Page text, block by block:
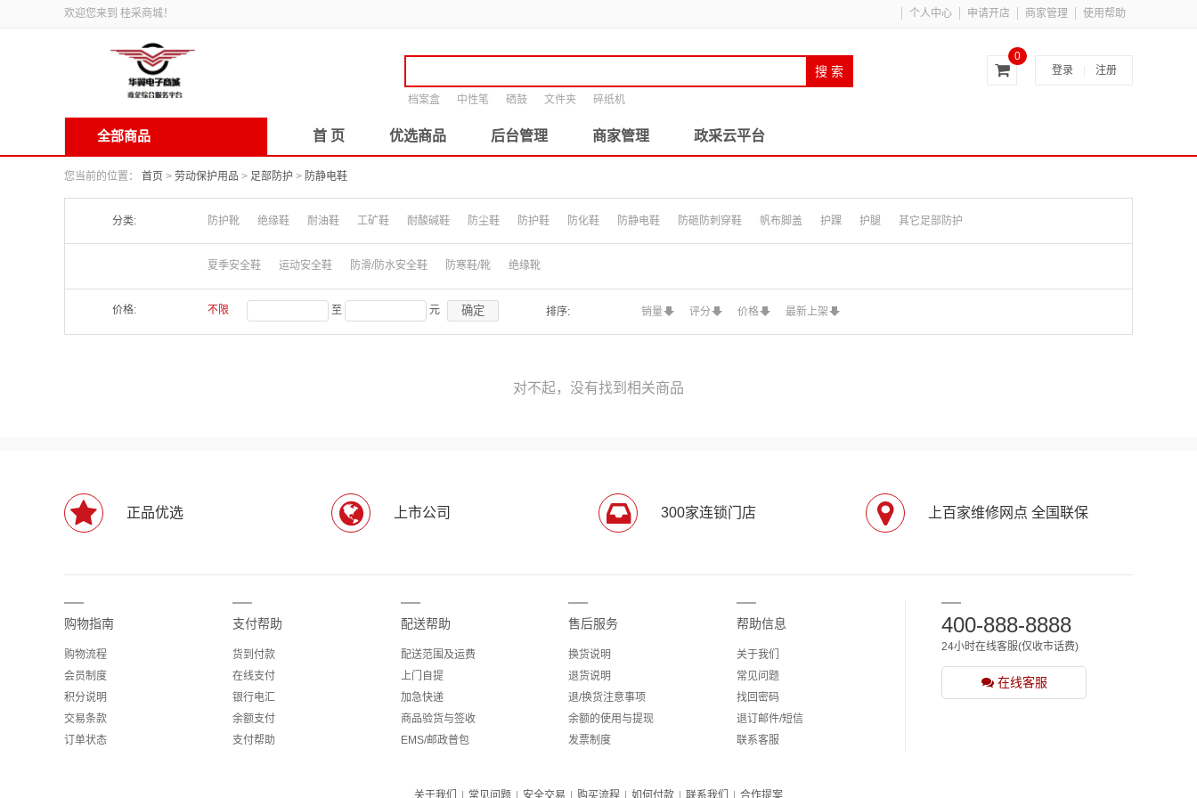
欢迎您来到 桂采商城！ 个人中心 申请开店 商家管理 使用帮助
登录 注册
0
搜 索
档案盒 中性笔 硒鼓 文件夹 碎纸机
全部商品 首 页 优选商品 后台管理 商家管理 政采云平台
您当前的位置： 首页 > 劳动保护用品 > 足部防护 > 防静电鞋
分类: 防护靴 绝缘鞋 耐油鞋 工矿鞋 耐酸碱鞋 防尘鞋 防护鞋 防化鞋 防静电鞋 防砸防刺穿鞋 帆布脚盖 护踝 护腿 其它足部防护
夏季安全鞋 运动安全鞋 防滑/防水安全鞋 防寒鞋/靴 绝缘靴
价格: 不限 至 元 确定 排序: 销量 评分 价格 最新上架
对不起，没有找到相关商品
正品优选 上市公司 300家连锁门店 上百家维修网点 全国联保
购物指南
购物流程
会员制度
积分说明
交易条款
订单状态
支付帮助
货到付款
在线支付
银行电汇
余额支付
支付帮助
配送帮助
配送范围及运费
上门自提
加急快递
商品验货与签收
EMS/邮政普包
售后服务
换货说明
退货说明
退/换货注意事项
余额的使用与提现
发票制度
帮助信息
关于我们
常见问题
找回密码
退订邮件/短信
联系客服
400-888-8888
24小时在线客服(仅收市话费)
在线客服
关于我们 常见问题 安全交易 购买流程 如何付款 联系我们 合作提案